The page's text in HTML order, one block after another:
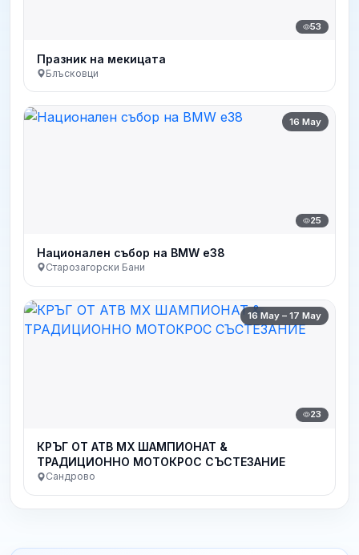
53
Празник на мекицата
Блъсковци
16 May
25
Национален събор на BMW e38
Старозагорски Бани
16 May – 17 May
23
КРЪГ ОТ АТВ МХ ШАМПИОНАТ &
ТРАДИЦИОННО МОТОКРОС СЪСТЕЗАНИЕ
Сандрово